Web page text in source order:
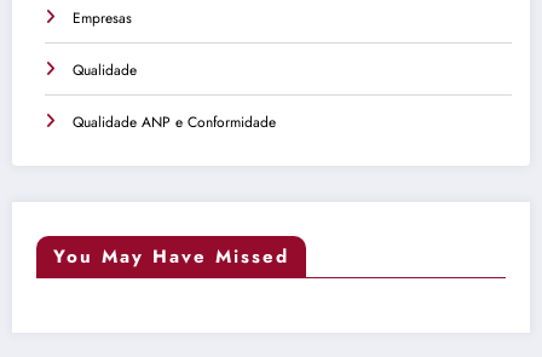
Empresas
Qualidade
Qualidade ANP e Conformidade
You May Have Missed